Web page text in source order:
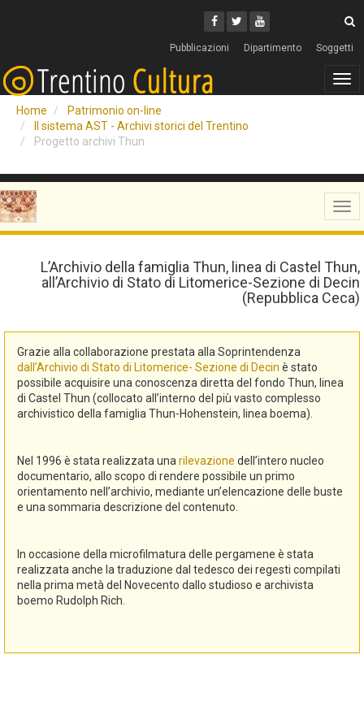
Facebook
Twitter
Youtube
Pubblicazioni Dipartimento Soggetti
Home
Patrimonio on-line
Il sistema AST - Archivi storici del Trentino
Progetto archivi Thun
L’Archivio della famiglia Thun, linea di Castel Thun,
all’Archivio di Stato di Litomerice-Sezione di Decin
(Repubblica Ceca)
Grazie alla collaborazione prestata alla Soprintendenza
dall’Archivio di Stato di Litomerice- Sezione di Decin è stato
possibile acquisire una conoscenza diretta del fondo Thun, linea
di Castel Thun (collocato all’interno del più vasto complesso
archivistico della famiglia Thun-Hohenstein, linea boema).
Nel 1996 è stata realizzata una rilevazione dell’intero nucleo
documentario, allo scopo di rendere possibile un primo
orientamento nell’archivio, mediante un’elencazione delle buste
e una sommaria descrizione del contenuto.
In occasione della microfilmatura delle pergamene è stata
realizzata anche la traduzione dal tedesco dei regesti compilati
nella prima metà del Novecento dallo studioso e archivista
boemo Rudolph Rich.